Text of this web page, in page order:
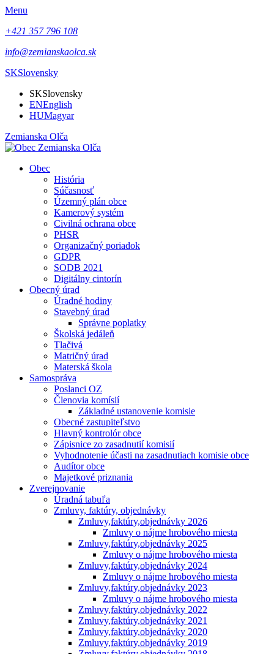
Menu
+421 357 796 108
info@zemianskaolca.sk
SKSlovensky
SKSlovensky
ENEnglish
HUMagyar
Zemianska Olča
Obec
História
Súčasnosť
Územný plán obce
Kamerový systém
Civilná ochrana obce
PHSR
Organizačný poriadok
GDPR
SODB 2021
Digitálny cintorín
Obecný úrad
Úradné hodiny
Stavebný úrad
Správne poplatky
Školská jedáleň
Tlačivá
Matričný úrad
Materská škola
Samospráva
Poslanci OZ
Členovia komísií
Základné ustanovenie komisie
Obecné zastupiteľstvo
Hlavný kontrolór obce
Zápisnice zo zasadnutií komisií
Vyhodnotenie účasti na zasadnutiach komisie obce
Audítor obce
Majetkové priznania
Zverejnovanie
Úradná tabuľa
Zmluvy, faktúry, objednávky
Zmluvy,faktúry,objednávky 2026
Zmluvy o nájme hrobového miesta
Zmluvy,faktúry,objednávky 2025
Zmluvy o nájme hrobového miesta
Zmluvy,faktúry,objednávky 2024
Zmluvy o nájme hrobového miesta
Zmluvy,faktúry,objednávky 2023
Zmluvy o nájme hrobového miesta
Zmluvy,faktúry,objednávky 2022
Zmluvy,faktúry,objednávky 2021
Zmluvy,faktúry,objednávky 2020
Zmluvy,faktúry,objednávky 2019